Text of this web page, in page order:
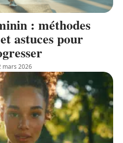
: méthodes
astuces pour
mars 2026